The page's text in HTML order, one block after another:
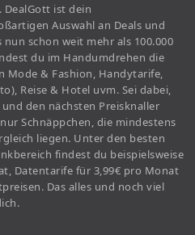
DealGott ist dein
Auswahl an Deals und
nun schon weit mehr als 100.000
du im Handumdrehen die
Mode & Fashion, Handytarife,
Reise & Hotel uvm. Sei dabei,
den nächsten Preisknaller
Schnäppchen, die mindestens
liegen. Unter den besten
findest du beispielsweise
Datentarife für 3,99€ pro Monat
Das alles und noch viel